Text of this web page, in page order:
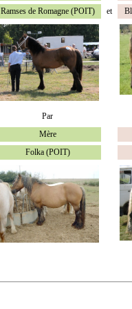
Ramses de Romagne (POIT)
et
Par
Mère
Folka (POIT)